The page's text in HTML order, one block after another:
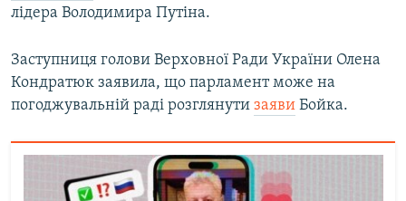
лідера Володимира Путіна.
Заступниця голови Верховної Ради України Олена
Кондратюк заявила, що парламент може на
погоджувальній раді розглянути заяви Бойка.